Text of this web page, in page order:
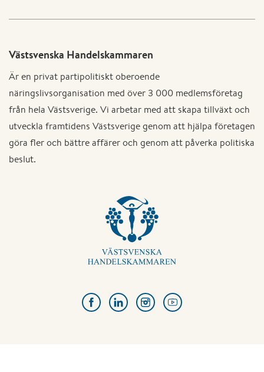
Västsvenska Handelskammaren
Är en privat partipolitiskt oberoende
näringslivsorganisation med över 3 000 medlemsföretag
från hela Västsverige. Vi arbetar med att skapa tillväxt och
utveckla framtidens Västsverige genom att hjälpa företagen
göra fler och bättre affärer och genom att påverka politiska
beslut.